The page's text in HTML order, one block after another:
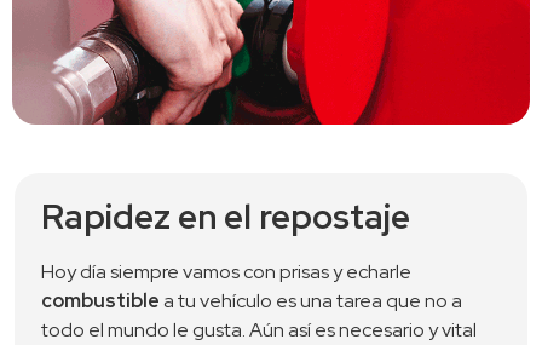
Rapidez en el repostaje
combustible a tu vehículo es una tarea que no a
todo el mundo le gusta. Aún así es necesario y vital